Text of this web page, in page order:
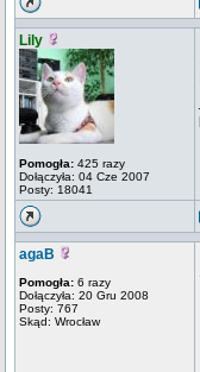
Lily
Pomogła: 425 razy
Dołączyła: 04 Cze 2007
Posty: 18041
agaB
Pomogła: 6 razy
Dołączyła: 20 Gru 2008
Posty: 767
Skąd: Wrocław